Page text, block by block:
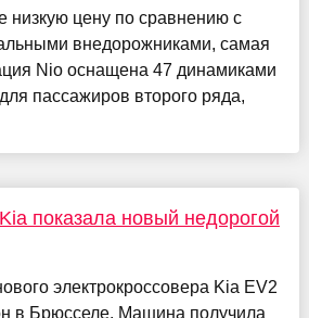
низкую цену по сравнению с
внедорожниками, самая
Nio оснащена 47 динамиками
пассажиров второго ряда,
показала новый недорогой
электрокроссовера Kia EV2
в Брюсселе. Машина получила